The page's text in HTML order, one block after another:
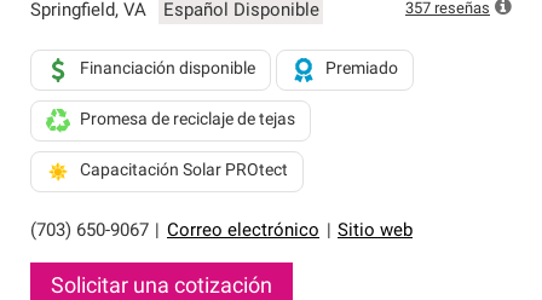
Springfield, VA Español Disponible
(703) 650-9067 Correo electrónico Sitio web
Financiación disponible Premiado
Promesa de reciclaje de tejas
Capacitación Solar PROtect
Solicitar una cotización
357 reseñas